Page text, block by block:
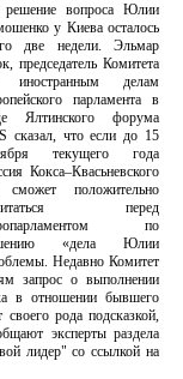
вопроса Юлии
у Киева осталось
две недели. Эльмар
председатель Комитета
иностранным делам
парламента в
Ялтинского форума
сказал, что если до 15
текущего года
Кокса–Квасьневского
положительно
перед
по
«дела Юлии
Недавно Комитет
запрос о выполнении
в отношении бывшего
рода подсказкой,
эксперты раздела
лидер" со ссылкой на